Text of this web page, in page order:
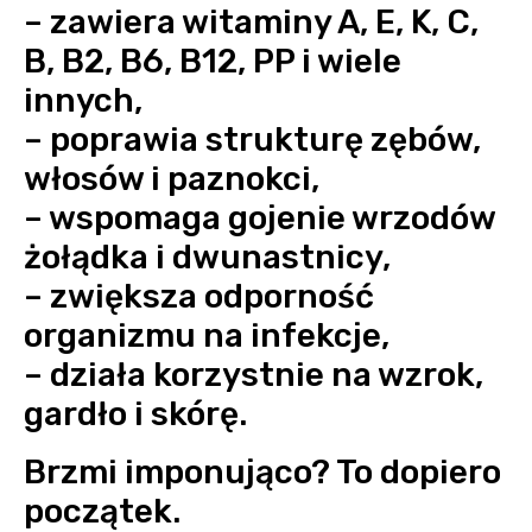
– zawiera witaminy A, E, K, C,
B, B2, B6, B12, PP i wiele
innych,
– poprawia strukturę zębów,
włosów i paznokci,
– wspomaga gojenie wrzodów
żołądka i dwunastnicy,
– zwiększa odporność
organizmu na infekcje,
– działa korzystnie na wzrok,
gardło i skórę.
Brzmi imponująco? To dopiero
początek.